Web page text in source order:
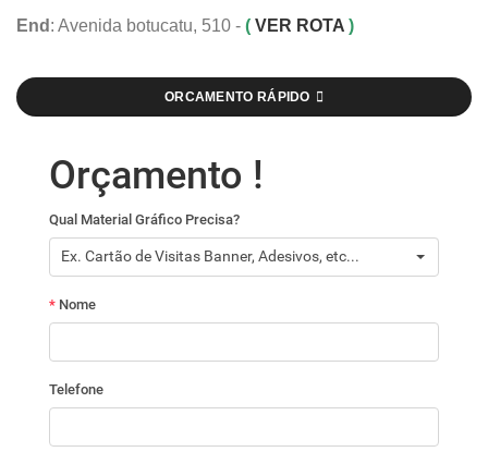
End : Avenida botucatu, 510 - ( VER ROTA )
ORCAMENTO RÁPIDO